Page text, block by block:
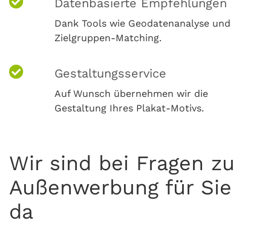
Datenbasierte Empfehlungen
Dank Tools wie Geodatenanalyse und
Zielgruppen-Matching.
Gestaltungsservice
Auf Wunsch übernehmen wir die
Gestaltung Ihres Plakat-Motivs.
Wir sind bei Fragen zu
Außenwerbung für Sie
da